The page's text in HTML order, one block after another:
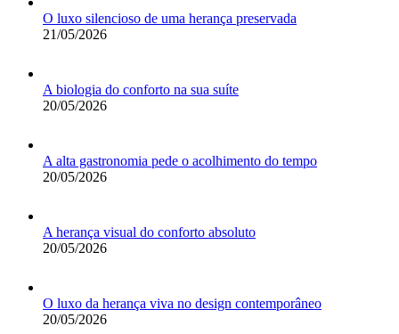
O luxo silencioso de uma herança preservada
21/05/2026
A biologia do conforto na sua suíte
20/05/2026
A alta gastronomia pede o acolhimento do tempo
20/05/2026
A herança visual do conforto absoluto
20/05/2026
O luxo da herança viva no design contemporâneo
20/05/2026